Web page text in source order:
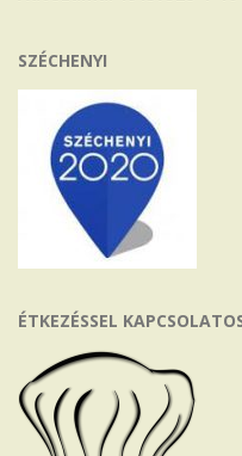
SZÉCHENYI
ÉTKEZÉSSEL